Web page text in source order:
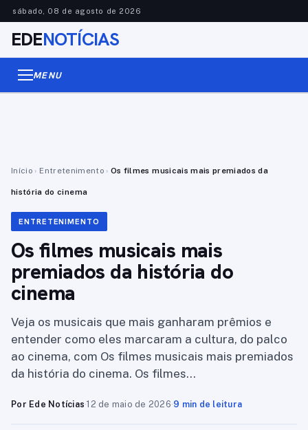
sábado, 08 de agosto de 2026
EDENOTÍCIAS
MENU
Início › Entretenimento › Os filmes musicais mais premiados da
história do cinema
ENTRETENIMENTO
Os filmes musicais mais
premiados da história do
cinema
Veja os musicais que mais ganharam prêmios e
entender como eles marcaram a cultura, do palco
ao cinema, com Os filmes musicais mais premiados
da história do cinema. Os filmes…
Por Ede Notícias·12 de maio de 2026·9 min de leitura